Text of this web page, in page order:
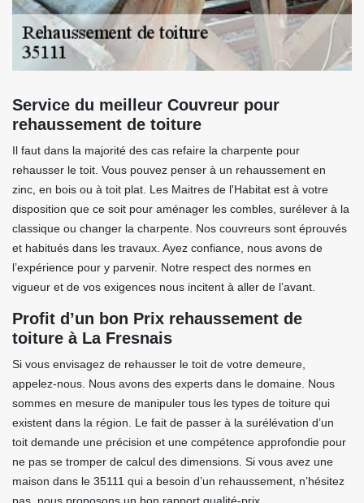
Service du meilleur Couvreur pour
rehaussement de toiture
Il faut dans la majorité des cas refaire la charpente pour
rehausser le toit. Vous pouvez penser à un rehaussement en
zinc, en bois ou à toit plat. Les Maitres de l'Habitat est à votre
disposition que ce soit pour aménager les combles, surélever à la
classique ou changer la charpente. Nos couvreurs sont éprouvés
et habitués dans les travaux. Ayez confiance, nous avons de
l’expérience pour y parvenir. Notre respect des normes en
vigueur et de vos exigences nous incitent à aller de l’avant.
Profit d’un bon Prix rehaussement de
toiture à La Fresnais
Si vous envisagez de rehausser le toit de votre demeure,
appelez-nous. Nous avons des experts dans le domaine. Nous
sommes en mesure de manipuler tous les types de toiture qui
existent dans la région. Le fait de passer à la surélévation d’un
toit demande une précision et une compétence approfondie pour
ne pas se tromper de calcul des dimensions. Si vous avez une
maison dans le 35111 qui a besoin d’un rehaussement, n’hésitez